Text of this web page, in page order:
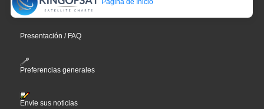
Página de Inicio
Presentación / FAQ
Preferencias generales
Envie sus noticias